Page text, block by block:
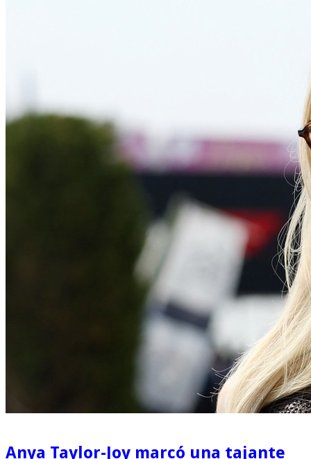
Anya Taylor-Joy marcó una tajante